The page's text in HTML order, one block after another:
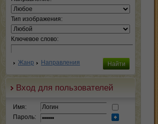
Тип изображения:
Ключевое слово:
Жанр Направления
Вход для пользователей
Имя:
Пароль: